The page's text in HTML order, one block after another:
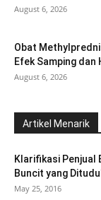
August 6, 2026
Obat
Efek Samping dan
August 6, 2026
Artikel Menarik
Klarifikasi Penjual
Buncit yang
May 25, 2016